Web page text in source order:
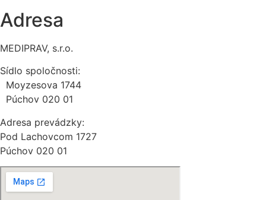
Adresa
MEDIPRAV, s.r.o.
Sídlo spoločnosti:
Moyzesova 1744
Púchov 020 01
Adresa prevádzky:
Pod Lachovcom 1727
Púchov 020 01